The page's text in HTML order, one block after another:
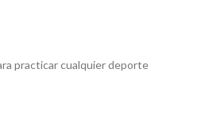
practicar cualquier deporte